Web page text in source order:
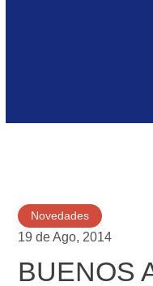
Novedades
19 de Ago, 2014
BUENOS